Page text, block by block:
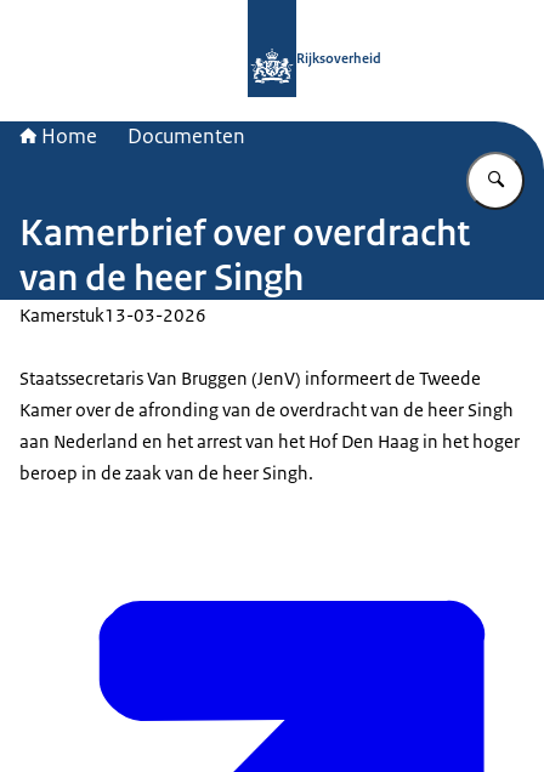
Rijksoverheid
Home Documenten
Kamerbrief over overdracht
van de heer Singh
Kamerstuk13-03-2026
Staatssecretaris Van Bruggen (JenV) informeert de Tweede
Kamer over de afronding van de overdracht van de heer Singh
aan Nederland en het arrest van het Hof Den Haag in het hoger
beroep in de zaak van de heer Singh.